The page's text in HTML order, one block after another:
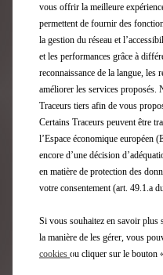
Retour
Gamme DS
vous offrir la meilleure
permettent de fournir des
la gestion du réseau et
et les performances grâce à
reconnaissance de la langue, les
améliorer les services proposés.
Traceurs tiers afin de vous
Certains Traceurs peuvent être
l’Espace économique européen
encore d’une décision
en matière de protection des
votre consentement (art. 49.1.a
Si vous souhaitez en savoir plus
la manière de les gérer, vous
cookies ou cliquer sur le bouton